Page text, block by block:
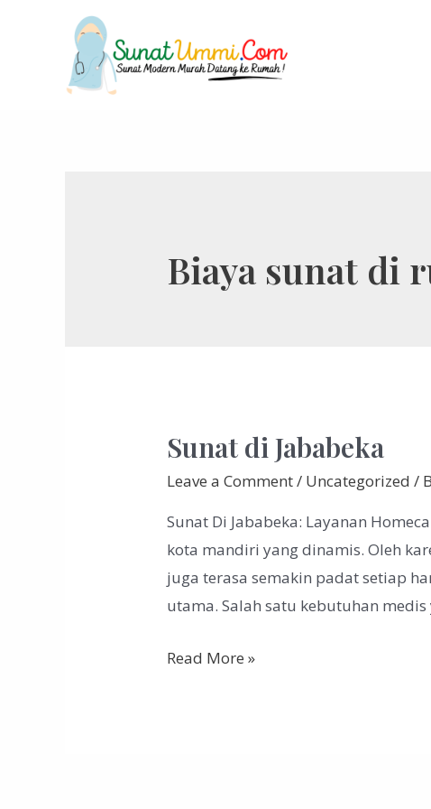
Biaya sunat di
Sunat di Jababeka
Leave a Comment/ Uncategorized /
Sunat Di Jababeka: Layanan
kota mandiri yang dinamis. Oleh
juga terasa semakin padat setiap
utama. Salah satu kebutuhan
Read More »